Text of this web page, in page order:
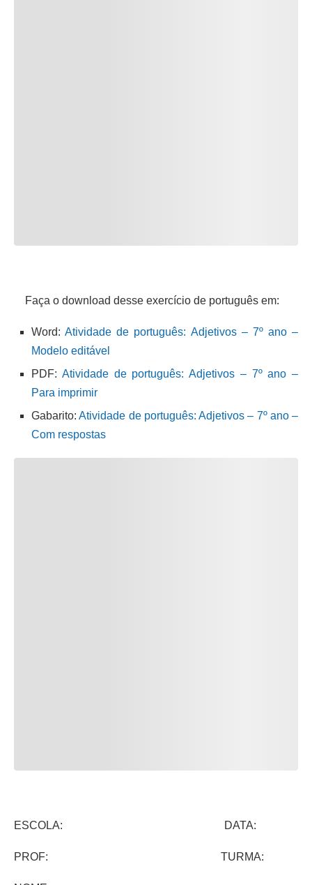
Faça o download desse exercício de português em:
Word:Atividade de português: Adjetivos – 7º ano –
Modelo editável
PDF: Atividade de português: Adjetivos – 7º ano –
Para imprimir
Gabarito:Atividade de português: Adjetivos – 7º ano –
Com respostas
ESCOLA: DATA:
PROF: TURMA: